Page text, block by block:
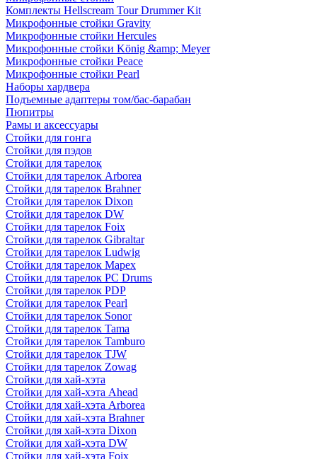
Комплекты Hellscream Tour Drummer Kit
Микрофонные стойки Gravity
Микрофонные стойки Hercules
Микрофонные стойки König &amp; Meyer
Микрофонные стойки Peace
Микрофонные стойки Pearl
Наборы хардвера
Подъемные адаптеры том/бас-барабан
Пюпитры
Рамы и аксессуары
Стойки для гонга
Стойки для пэдов
Стойки для тарелок
Стойки для тарелок Arborea
Стойки для тарелок Brahner
Стойки для тарелок Dixon
Стойки для тарелок DW
Стойки для тарелок Foix
Стойки для тарелок Gibraltar
Стойки для тарелок Ludwig
Стойки для тарелок Mapex
Стойки для тарелок PC Drums
Стойки для тарелок PDP
Стойки для тарелок Pearl
Стойки для тарелок Sonor
Стойки для тарелок Tama
Стойки для тарелок Tamburo
Стойки для тарелок TJW
Стойки для тарелок Zowag
Стойки для хай-хэта
Стойки для хай-хэта Ahead
Стойки для хай-хэта Arborea
Стойки для хай-хэта Brahner
Стойки для хай-хэта Dixon
Стойки для хай-хэта DW
Стойки для хай-хэта Foix